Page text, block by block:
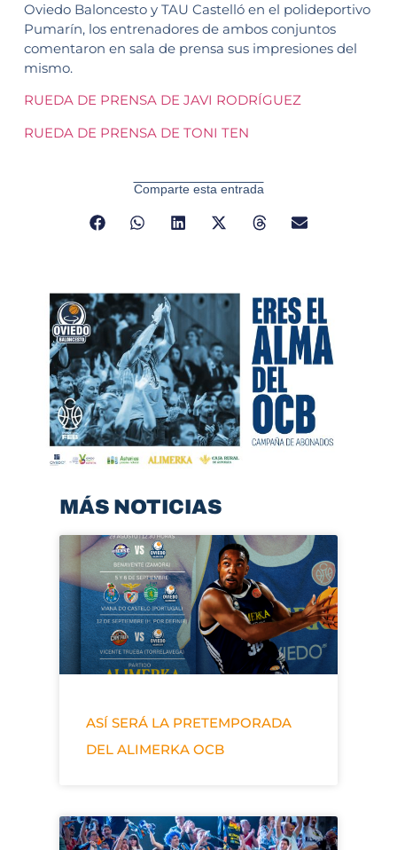
Oviedo Baloncesto y TAU Castelló en el polideportivo
Pumarín, los entrenadores de ambos conjuntos
comentaron en sala de prensa sus impresiones del
mismo.
RUEDA DE PRENSA DE JAVI RODRÍGUEZ
RUEDA DE PRENSA DE TONI TEN
Comparte esta entrada
MÁS NOTICIAS
ASÍ SERÁ LA PRETEMPORADA
DEL ALIMERKA OCB